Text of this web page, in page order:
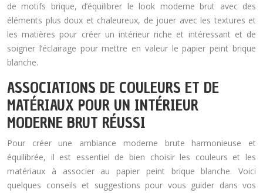
de motifs brique, d’équilibrer le look moderne brut avec des
éléments plus doux et chaleureux, de jouer avec les textures et
les matières pour créer un intérieur riche et intéressant et de
soigner l’éclairage pour mettre en valeur le papier peint brique
blanche.
ASSOCIATIONS DE COULEURS ET DE
MATÉRIAUX POUR UN INTÉRIEUR
MODERNE BRUT RÉUSSI
Pour créer une ambiance moderne brute harmonieuse et
équilibrée, il est essentiel de bien choisir les couleurs et les
matériaux à associer au papier peint brique blanche. Voici
quelques conseils et suggestions pour vous guider dans vos